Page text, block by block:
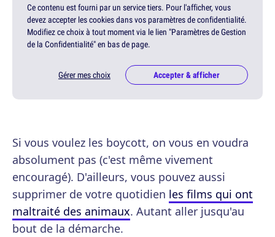
Ce contenu est fourni par un service tiers. Pour l'afficher, vous
devez accepter les cookies dans vos paramètres de confidentialité.
Modifiez ce choix à tout moment via le lien "Paramètres de Gestion
de la Confidentialité" en bas de page.
Gérer mes choix Accepter & afficher
Si vous voulez les boycott, on vous en voudra
absolument pas (c'est même vivement
encouragé). D'ailleurs, vous pouvez aussi
supprimer de votre quotidien les films qui ont
maltraité des animaux. Autant aller jusqu'au
bout de la démarche.